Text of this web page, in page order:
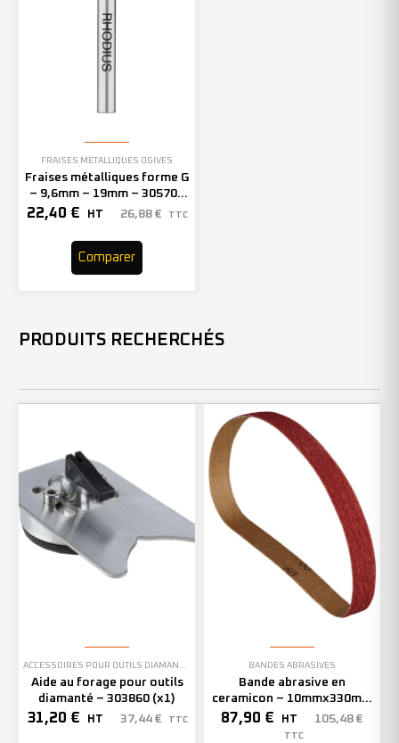
FRAISES MÉTALLIQUES OGIVES
Fraises métalliques forme G
– 9,6mm – 19mm – 305705
(x1)
22,40 € HT 26,88 € TTC
Comparer
PRODUITS RECHERCHÉS
ACCESSOIRES POUR OUTILS DIAMANTÉS
Aide au forage pour outils
diamanté – 303860 (x1)
31,20 € HT 37,44 € TTC
BANDES ABRASIVES
Bande abrasive en
ceramicon – 10mmx330mm
– Grain 40 – 333001 (x50)
87,90 € HT 105,48 €
TTC